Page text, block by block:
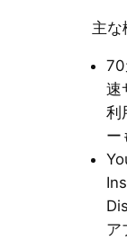
主な
70
速
利
ー
ア